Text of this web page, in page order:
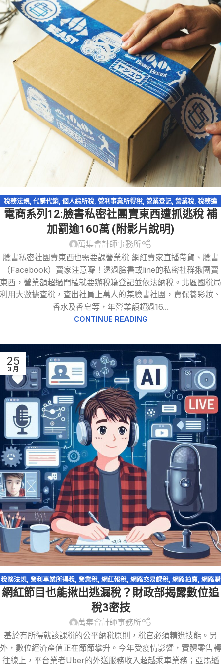
稅務法規 代購代銷 個人綜所稅 營利事業所得稅 營業登記 營業稅 稅務違
章, 網路交易課稅,網路拍賣,網路購物 ,電商系列
電商系列12:臉書私密社團賣東西遭抓逃稅 補
加罰逾160萬 (附影片說明)
萬集會計師事務所
臉書私密社團賣東西也需要課營業稅 網紅賣家直播帶貨、臉書
（Facebook）賣家注意囉！透過臉書或line的私密社群揪團賣
東西，營業額超過門檻就要辦稅籍登記並依法納稅。北區國稅局
利用大數據查稅，查出社員上萬人的某臉書社團，賣保養彩妝、
香水及香皂等，年營業額超過16...
CONTINUE READING
25
3 月
稅務法規, 營利事業所得稅, 營業稅, 網紅報稅, 網路交易課稅, 網路拍賣, 網路購
物,逃漏稅
網紅節目也能揪出逃漏稅？財政部揭露數位追
稅3密技
萬集會計師事務所
基於有所得就該課稅的公平納稅原則，稅官必須精進技能。另
外，數位經濟產值正在節節攀升。今年受疫情影響，實體零售轉
往線上，平台業者Uber的外送服務收入超越乘車業務；亞馬遜